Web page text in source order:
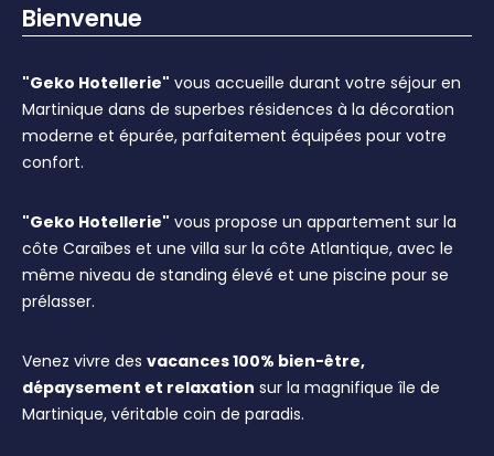
Bienvenue
"Geko Hotellerie" vous accueille durant votre séjour en
Martinique dans de superbes résidences à la décoration
moderne et épurée, parfaitement équipées pour votre
confort.
"Geko Hotellerie" vous propose un appartement sur la
côte Caraïbes et une villa sur la côte Atlantique, avec le
même niveau de standing élevé et une piscine pour se
prélasser.
Venez vivre des vacances 100% bien-être,
dépaysement et relaxation sur la magnifique île de
Martinique, véritable coin de paradis.